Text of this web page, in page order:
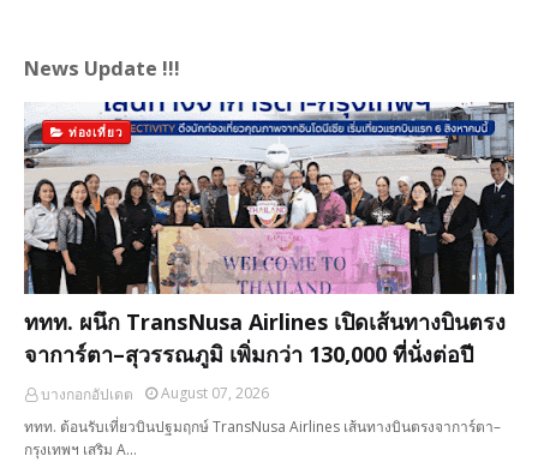
News Update !!!
ท่องเที่ยว
ททท. ผนึก TransNusa Airlines เปิดเส้นทางบินตรง
จาการ์ตา–สุวรรณภูมิ เพิ่มกว่า 130,000 ที่นั่งต่อปี
บางกอกอัปเดต
August 07, 2026
ททท. ต้อนรับเที่ยวบินปฐมฤกษ์ TransNusa Airlines เส้นทางบินตรงจาการ์ตา–
กรุงเทพฯ เสริม A…